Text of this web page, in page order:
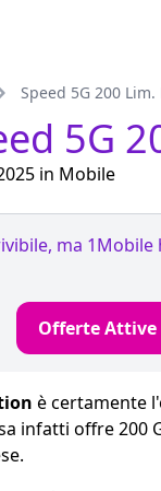
Speed 5G 200 Lim.
5G
in Mobile
ma
Offerte Attive
è certamente
infatti offre 200